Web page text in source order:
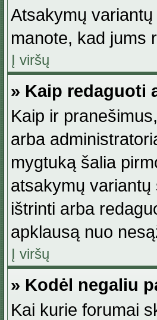
Atsakymų
manote, kad jums
Į viršų
» Kaip redaguoti
Kaip ir
arba
mygtuką šalia
atsakymų
ištrinti arba
apklausą nuo
Į viršų
» Kodėl negaliu
Kai kurie forumai